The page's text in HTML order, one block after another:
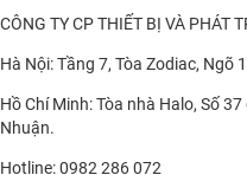
CÔNG TY CP THIẾT BỊ VÀ PHÁT
Hà Nội: Tầng 7, Tòa Zodiac, Ngõ
Hồ Chí Minh: Tòa nhà Halo, Số
Nhuận.
Hotline: 0982 286 072